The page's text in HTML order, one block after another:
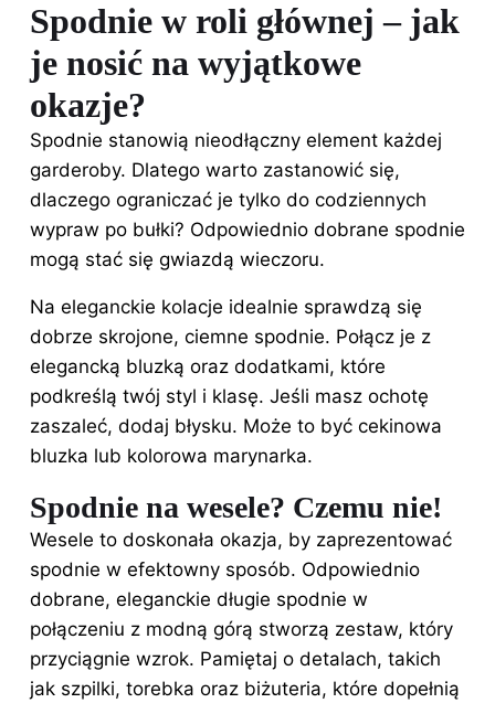
Spodnie w roli głównej – jak
je nosić na wyjątkowe
okazje?
Spodnie stanowią nieodłączny element każdej
garderoby. Dlatego warto zastanowić się,
dlaczego ograniczać je tylko do codziennych
wypraw po bułki? Odpowiednio dobrane spodnie
mogą stać się gwiazdą wieczoru.
Na eleganckie kolacje idealnie sprawdzą się
dobrze skrojone, ciemne spodnie. Połącz je z
elegancką bluzką oraz dodatkami, które
podkreślą twój styl i klasę. Jeśli masz ochotę
zaszaleć, dodaj błysku. Może to być cekinowa
bluzka lub kolorowa marynarka.
Spodnie na wesele? Czemu nie!
Wesele to doskonała okazja, by zaprezentować
spodnie w efektowny sposób. Odpowiednio
dobrane, eleganckie długie spodnie w
połączeniu z modną górą stworzą zestaw, który
przyciągnie wzrok. Pamiętaj o detalach, takich
jak szpilki, torebka oraz biżuteria, które dopełnią